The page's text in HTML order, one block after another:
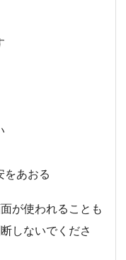
をあおる
が使われることも
しないでくださ